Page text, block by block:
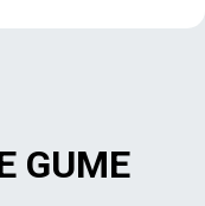
GUME